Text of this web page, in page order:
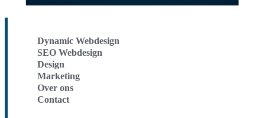
Dynamic Webdesign
SEO Webdesign
Design
Marketing
Over ons
Contact